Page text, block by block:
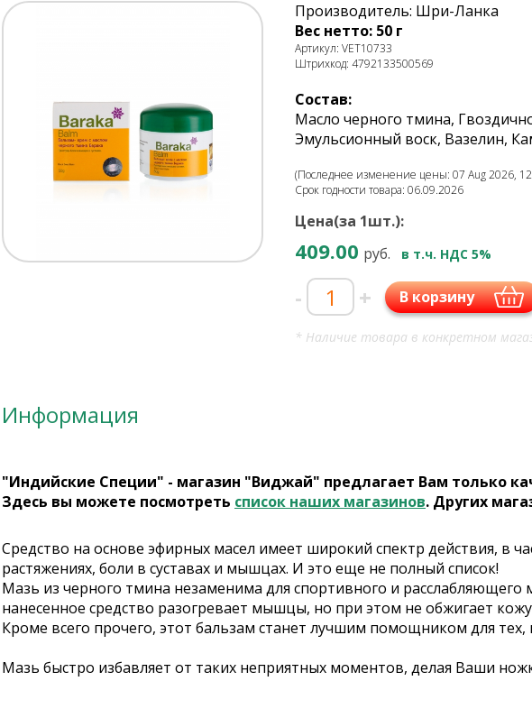
Производитель: Шри-Ланка
Вес нетто: 50 г
Артикул: VET10733
Штрихкод: 4792133500569
Состав:
Масло черного тмина,
Эмульсионный воск, Вазелин,
(Последнее изменение цены: 07 Aug 2026,
Срок годности товара: 06.09.2026
Цена(за 1шт.):
409.00 руб. в т.ч. НДС 5%
- + В корзину
* Наличие товара в конкретном
Информация
"Индийские Специи" - магазин "Виджай" предлагает Вам только
Здесь вы можете посмотреть список наших магазинов. Других
Средство на основе эфирных масел имеет широкий спектр действия, в
растяжениях, боли в суставах и мышцах. И это еще не полный список!
Мазь из черного тмина незаменима для спортивного и расслабляющего
нанесенное средство разогревает мышцы, но при этом не обжигает
Кроме всего прочего, этот бальзам станет лучшим помощником для тех,
Мазь быстро избавляет от таких неприятных моментов, делая Ваши